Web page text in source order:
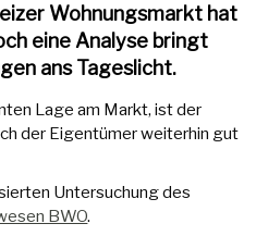
Wohnungsmarkt hat
eine Analyse bringt
ans Tageslicht.
Lage am Markt, ist der
der Eigentümer weiterhin gut
Untersuchung des
BWO.